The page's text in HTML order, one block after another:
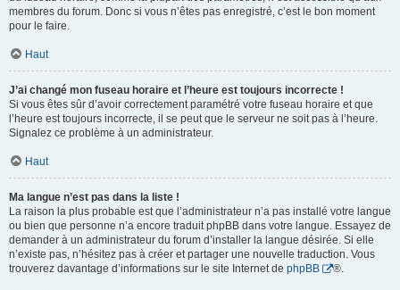
membres du forum. Donc si vous n’êtes pas enregistré, c’est le bon moment
pour le faire.
Haut
J’ai changé mon fuseau horaire et l’heure est toujours incorrecte !
Si vous êtes sûr d’avoir correctement paramétré votre fuseau horaire et que
l’heure est toujours incorrecte, il se peut que le serveur ne soit pas à l’heure.
Signalez ce problème à un administrateur.
Haut
Ma langue n’est pas dans la liste !
La raison la plus probable est que l’administrateur n’a pas installé votre langue
ou bien que personne n’a encore traduit phpBB dans votre langue. Essayez de
demander à un administrateur du forum d’installer la langue désirée. Si elle
n’existe pas, n’hésitez pas à créer et partager une nouvelle traduction. Vous
trouverez davantage d’informations sur le site Internet de phpBB ®.